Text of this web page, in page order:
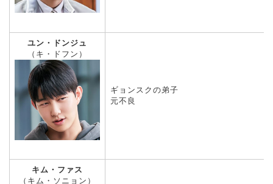
ユン・ドンジュ
（キ・ドフン）
ギョンスクの弟子
元不良
キム・ファス
（キム・ソニョン）